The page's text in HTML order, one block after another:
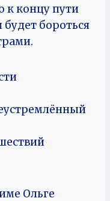
к концу пути
будет бороться
Ольге